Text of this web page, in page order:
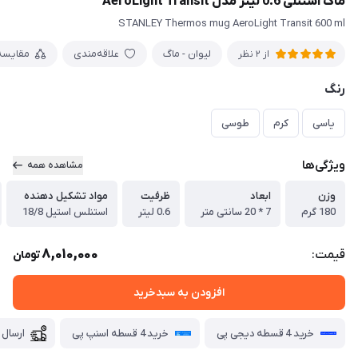
STANLEY Thermos mug AeroLight Transit 600 ml
از 2 نظر لیوان - ماگ علاقه‌مندی
رنگ
یاسی کرم طوسی
ویژگی‌ها مشاهده همه
وزن
180 گرم
ابعاد
7 * 20 سانتی متر
ظرفیت
0.6 لیتر
مواد تشکیل دهنده
استنلس استیل 18/8
قیمت: 8,010,000تومان
افزودن به سبدخرید
خرید 4 قسطه دیجی پی خرید 4 قسطه اسنپ پی